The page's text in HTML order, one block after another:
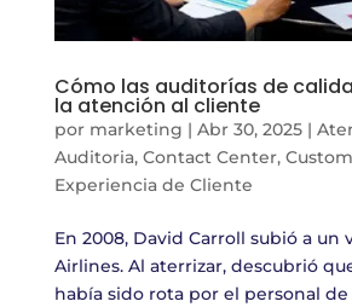
Cómo las auditorías de
la atención al cliente
por marketing | Abr 30, 2025|
Auditoria, Contact Center,
Experiencia de Cliente
En 2008, David Carroll subió a un
Airlines. Al aterrizar, descubrió
había sido rota por el personal de